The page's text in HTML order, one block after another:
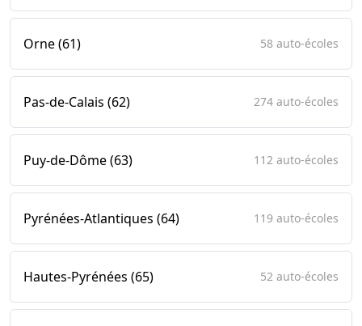
Orne (61) 58 auto-écoles
Pas-de-Calais (62) 274 auto-écoles
Puy-de-Dôme (63) 112 auto-écoles
Pyrénées-Atlantiques (64) 119 auto-écoles
Hautes-Pyrénées (65) 52 auto-écoles